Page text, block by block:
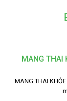
MANG THAI
MANG THAI